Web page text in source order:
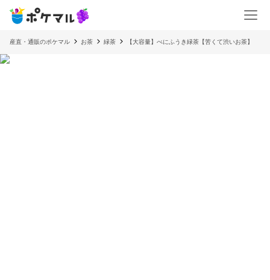
産直・通販のポケマル お茶 緑茶 【大容量】べにふうき緑茶【苦くて渋いお茶】